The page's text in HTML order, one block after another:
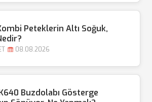
Peteklerin Altı Soğuk,
08.08.2026
Buzdolabı Gösterge